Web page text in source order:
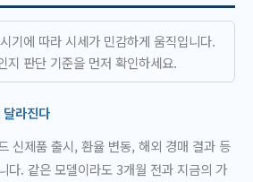
기에 따라 시세가 민감하게 움직입니다.
지 판단 기준을 먼저 확인하세요.
라진다
신제품 출시, 환율 변동, 해외 경매 결과 등
다. 같은 모델이라도 3개월 전과 지금의 가